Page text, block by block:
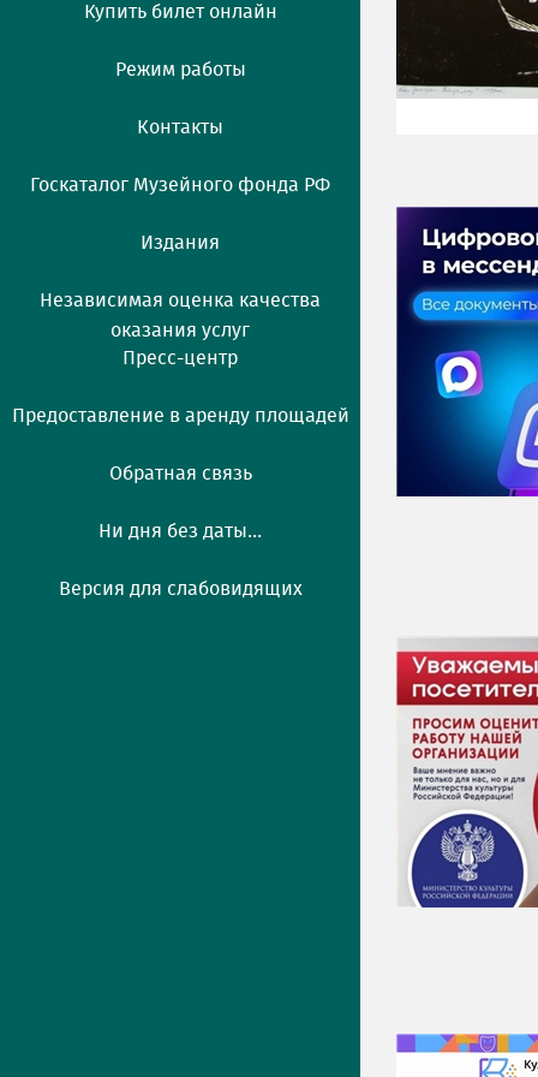
Купить билет онлайн
Режим работы
Контакты
Госкаталог Музейного фонда РФ
Издания
Независимая оценка качества
оказания услуг
Пресс-центр
Предоставление в аренду площадей
Обратная связь
Ни дня без даты...
Версия для слабовидящих